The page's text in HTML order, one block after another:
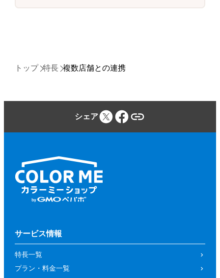
トップ 特長 複数店舗との連携
シェア
サービス情報
特長一覧
プラン・料金一覧